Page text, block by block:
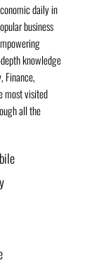
daily in
business
knowledge
Finance,
most visited
all the